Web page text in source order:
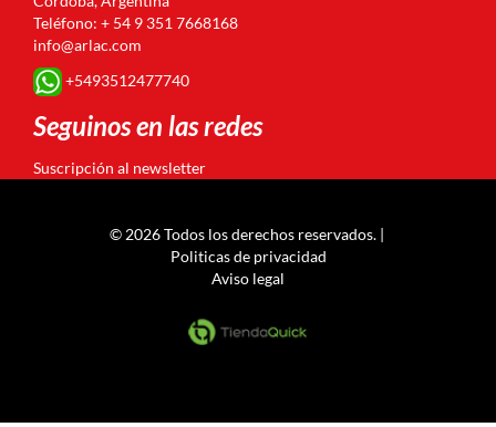
Teléfono: + 54 9 351 7668168
info@arlac.com
+5493512477740
Seguinos en las redes
Suscripción al newsletter
© 2026 Todos los derechos reservados. |
Politicas de privacidad
Aviso legal